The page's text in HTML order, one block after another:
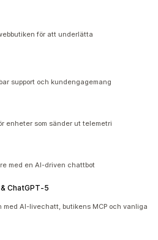
för att underlätta
support och kundengagemang
enheter som sänder ut telemetri
med en AI-driven chattbot
ChatGPT‑5
med AI-livechatt, butikens MCP och vanliga